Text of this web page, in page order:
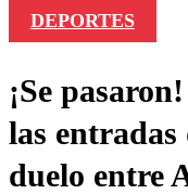
DEPORTES
¡Se
las
duelo entre